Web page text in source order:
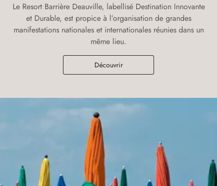
Le Resort Barrière Deauville, labellisé Destination Innovante
et Durable, est propice à l’organisation de grandes
manifestations nationales et internationales réunies dans un
même lieu.
Découvrir